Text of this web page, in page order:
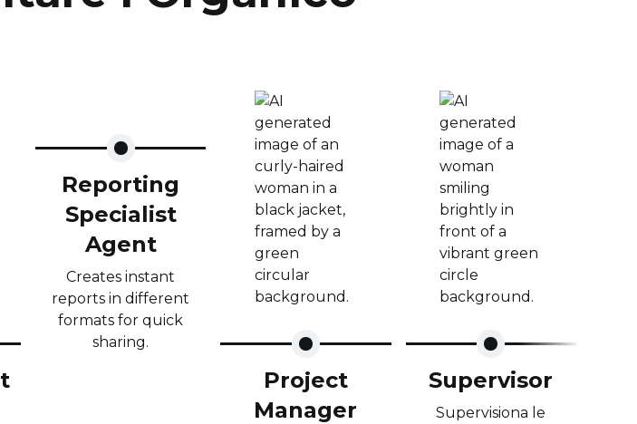
Reporting
Specialist
Agent
Creates instant
reports in different
formats for quick
sharing.
Project
Manager
Supervisor
Supervisiona le